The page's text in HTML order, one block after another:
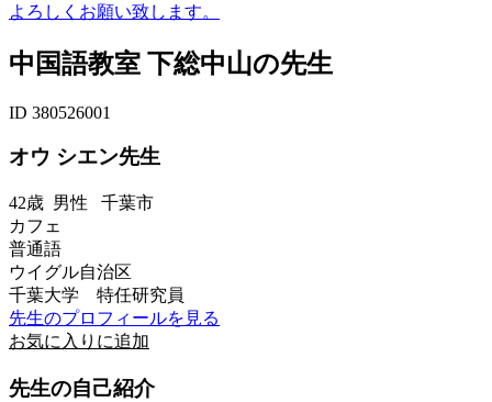
よろしくお願い致します。
中国語教室 下総中山の先生
ID 380526001
オウ シエン先生
42歳 男性 千葉市
カフェ
普通語
ウイグル自治区
千葉大学 特任研究員
先生のプロフィールを見る
お気に入りに追加
先生の自己紹介